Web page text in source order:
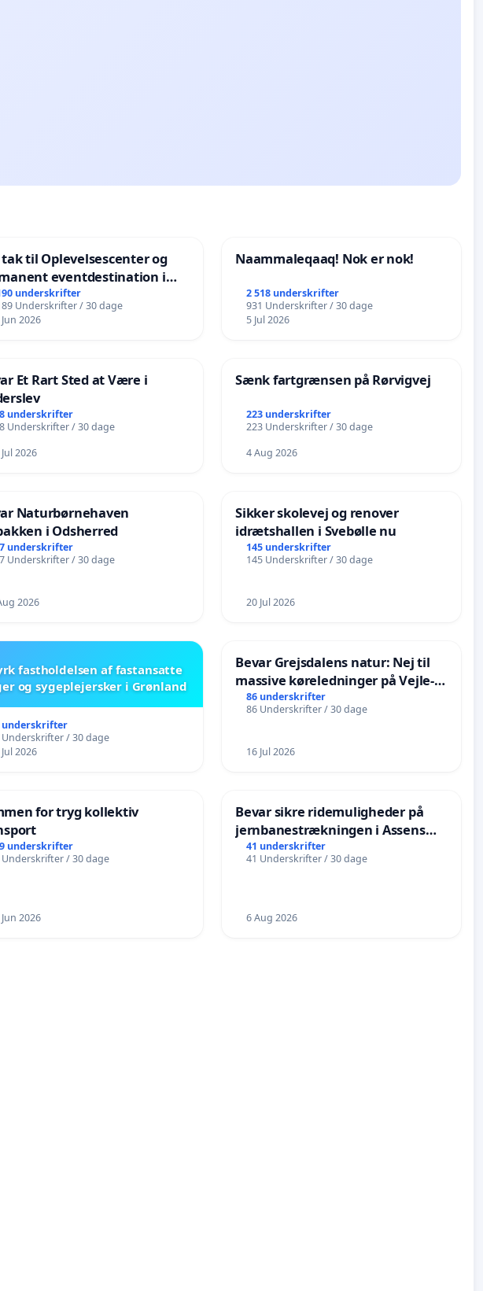
til Oplevelsescenter og
eventdestination i
- Ja tak til et levende
i balance
underskrifter
Underskrifter / 30 dage
2026
Naammaleqaaq! Nok er nok!
2 518 underskrifter
931 Underskrifter / 30 dage
5 Jul 2026
Et Rart Sted at Være i
underskrifter
Underskrifter / 30 dage
2026
Sænk fartgrænsen på Rørvigvej
223 underskrifter
223 Underskrifter / 30 dage
4 Aug 2026
Naturbørnehaven
i Odsherred
underskrifter
Underskrifter / 30 dage
2026
Sikker skolevej og renover
idrætshallen i Svebølle nu
145 underskrifter
145 Underskrifter / 30 dage
20 Jul 2026
fastholdelsen af fastansatte
og sygeplejersker i Grønland
underskrifter
Underskrifter / 30 dage
2026
Bevar Grejsdalens natur: Nej til
massive køreledninger på Vejle-
Struer-banen
86 underskrifter
86 Underskrifter / 30 dage
16 Jul 2026
for tryg kollektiv
underskrifter
Underskrifter / 30 dage
2026
Bevar sikre ridemuligheder på
jernbanestrækningen i Assens
Kommune
41 underskrifter
41 Underskrifter / 30 dage
6 Aug 2026